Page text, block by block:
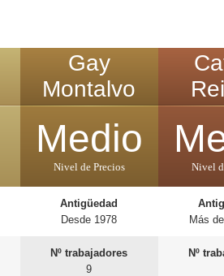
Gay
Montalvo
Medio
Nivel de Precios
Antigüedad
Desde 1978
Nº trabajadores
9
Nivel
Más
Nº